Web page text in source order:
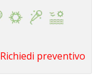
Richiedi preventivo